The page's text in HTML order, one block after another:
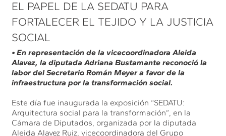
EL PAPEL DE LA SEDATU PARA
FORTALECER EL TEJIDO Y LA JUSTICIA
SOCIAL
• En representación de la vicecoordinadora Aleida
Alavez, la diputada Adriana Bustamante reconoció la
labor del Secretario Román Meyer a favor de la
infraestructura por la transformación social.
Este día fue inaugurada la exposición “SEDATU:
Arquitectura social para la transformación”, en la
Cámara de Diputados, organizada por la diputada
Aleida Alavez Ruiz, vicecoordinadora del Grupo